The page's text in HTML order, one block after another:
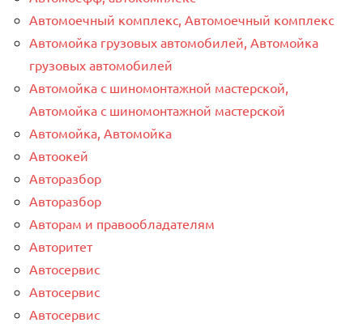
Автомоечный комплекс, Автомоечный комплекс
Автомойка грузовых автомобилей, Автомойка
грузовых автомобилей
Автомойка с шиномонтажной мастерской,
Автомойка с шиномонтажной мастерской
Автомойка, Автомойка
Автоокей
Авторазбор
Авторазбор
Авторам и правообладателям
Авторитет
Автосервис
Автосервис
Автосервис